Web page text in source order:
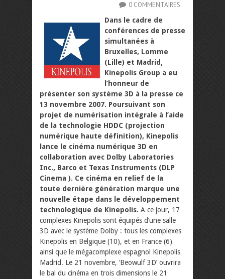
0 COMMENTAIRES
Dans le cadre de
conférences de presse
simultanées à
Bruxelles, Lomme
(Lille) et Madrid,
Kinepolis Group a eu
l’honneur de
présenter son système 3D à la presse ce
13 novembre 2007. Poursuivant son
projet de numérisation intégrale à l’aide
de la technologie HDDC (projection
numérique haute définition), Kinepolis
lance le cinéma numérique 3D en
collaboration avec Dolby Laboratories
Inc., Barco et Texas Instruments (DLP
Cinema ). Ce cinéma en relief de la
toute dernière génération marque une
nouvelle étape dans le développement
technologique de Kinepolis. A ce jour, 17
complexes Kinepolis sont équipés d’une salle
3D avec le système Dolby : tous les complexes
Kinepolis en Belgique (10), et en France (6)
ainsi que le mégacomplexe espagnol Kinepolis
Madrid. Le 21 novembre, ‘Beowulf 3D’ ouvrira
le bal du cinéma en trois dimensions le 21